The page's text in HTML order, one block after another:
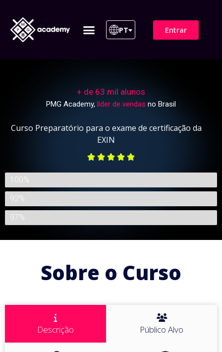
PT Entrar
+ de 63 mil alunos
PMG Academy, líder de vendas no Brasil
Curso Preparatório para o exame de certificação da
EXIN
    
Preparatório para o exame
100%
Nível de Satisfação
92%
Taxa de Aprovação
97%
Sobre o Curso
Descrição Público Alvo